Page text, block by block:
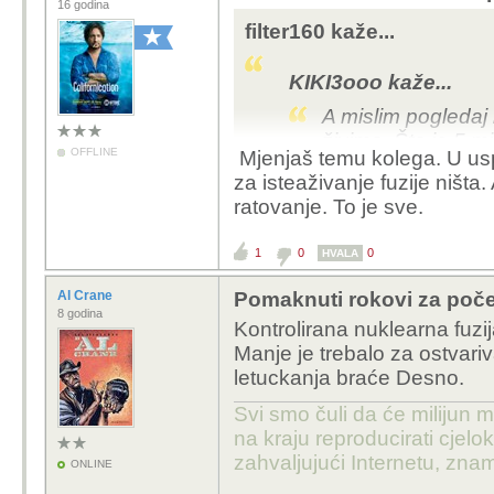
16 godina
OFFLINE
filter160 kaže...
KIKI3ooo kaže...
A mislim
živimo. Šta je 5
spominjem
ono, odnos je
puta više
Tvoj susjed bi mogo
10 000 godina
Mjenjaš temu kolega. U
za isteaživanje fuzije
ratovanje. To je sve.
1 0 HVALA 0
Al Crane
8 godina
ONLINE
Pomaknuti rokovi za
Kontrolirana nuklearna
Manje je trebalo za
letuckanja braće Desno.
Svi smo čuli da će milijun
na kraju reproducirati
zahvaljujući Internetu,